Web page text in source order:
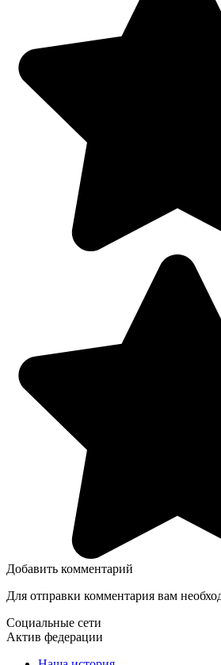
Добавить комментарий
Для отправки комментария вам
Социальные сети
Актив федерации